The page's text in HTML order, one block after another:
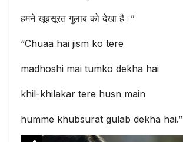
हमने खूबसूरत गुलाब को देखा है।”
“Chuaa hai jism ko tere
madhoshi mai tumko dekha hai
khil-khilakar tere husn main
humme khubsurat gulab dekha hai.”